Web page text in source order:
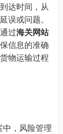
达时间，从
误或问题。
过海关网站
信息的准确
物运输过程
，风险管理